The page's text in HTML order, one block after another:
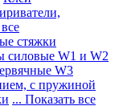
стяжки
силовые W1 и W2
W3
с пружиной
... Показать все